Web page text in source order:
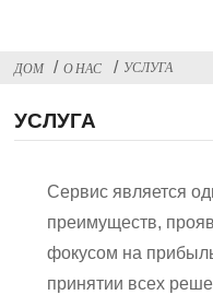
ДОМ О НАС УСЛУГА
УСЛУГА
Сервис является
преимуществ,
фокусом на
принятии всех